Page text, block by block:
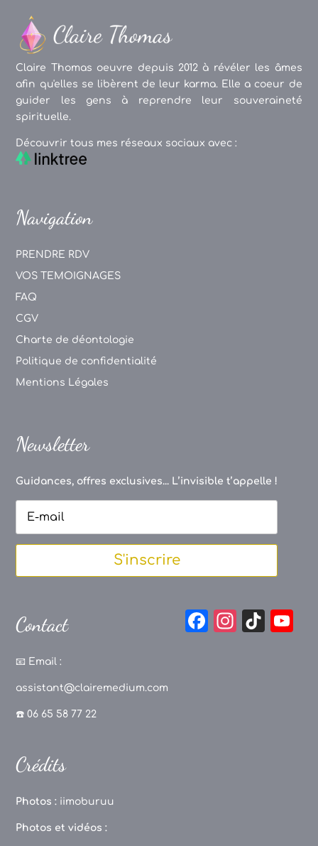
Claire Thomas oeuvre depuis 2012 à révéler les âmes
afin qu'elles se libèrent de leur karma. Elle a coeur de
guider les gens à reprendre leur souveraineté
spirituelle.
Découvrir tous mes réseaux sociaux avec :
Navigation
PRENDRE RDV
VOS TEMOIGNAGES
FAQ
CGV
Charte de déontologie
Politique de confidentialité
Mentions Légales
Newsletter
Guidances, offres exclusives... L’invisible t’appelle !
S'inscrire
Contact
📧 Email :
assistant@clairemedium.com
☎️ 06 65 58 77 22
F
In
Ti
Crédits
Photos : iimoburuu
Photos et vidéos :